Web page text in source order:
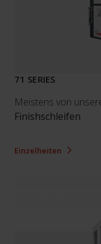
71 SERIES
Meistens von
Finishschleifen
Einzelheiten